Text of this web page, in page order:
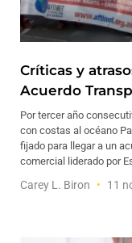
Críticas y
Acuerdo
Por tercer año
con costas al océano
fijado para llegar a un
comercial liderado por
Carey L. Biron 11